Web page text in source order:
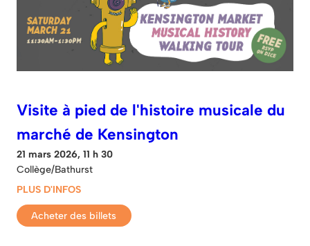
Visite à pied de l'histoire musicale du
marché de Kensington
21 mars 2026, 11 h 30
Collège/Bathurst
PLUS D'INFOS
Acheter des billets